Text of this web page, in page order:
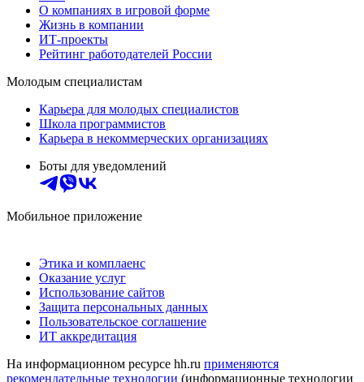
О компаниях в игровой форме
Жизнь в компании
ИТ-проекты
Рейтинг работодателей России
Молодым специалистам
Карьера для молодых специалистов
Школа программистов
Карьера в некоммерческих организациях
Боты для уведомлений
Мобильное приложение
Этика и комплаенс
Оказание услуг
Использование сайтов
Защита персональных данных
Пользовательское соглашение
ИТ аккредитация
На информационном ресурсе hh.ru применяются
рекомендательные технологии (информационные технологии